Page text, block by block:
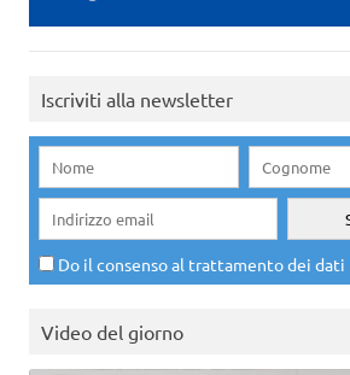
Iscriviti alla newsletter
Do il consenso al trattamento dei dati
Video del giorno